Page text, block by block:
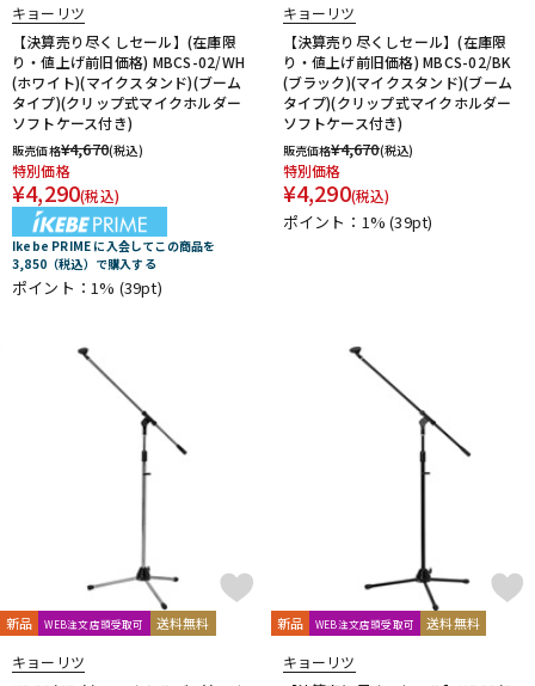
キョーリツ
【決算売り尽くしセール】(在庫限
り・値上げ前旧価格) MBCS-02/WH
(ホワイト)(マイクスタンド)(ブーム
タイプ)(クリップ式マイクホルダー
ソフトケース付き)
販売価格¥4,670(税込)
特別価格
¥4,290(税込)
Ikebe PRIME に入会してこの商品を
3,850（税込）で購入する
ポイント：1% (39pt)
キョーリツ
【決算売り尽くしセール】(在庫限
り・値上げ前旧価格) MBCS-02/BK
(ブラック)(マイクスタンド)(ブーム
タイプ)(クリップ式マイクホルダー
ソフトケース付き)
販売価格¥4,670(税込)
特別価格
¥4,290(税込)
ポイント：1%(39pt)
新品 WEB注文店頭受取可 送料無料
キョーリツ
新品 WEB注文店頭受取可 送料無料
キョーリツ